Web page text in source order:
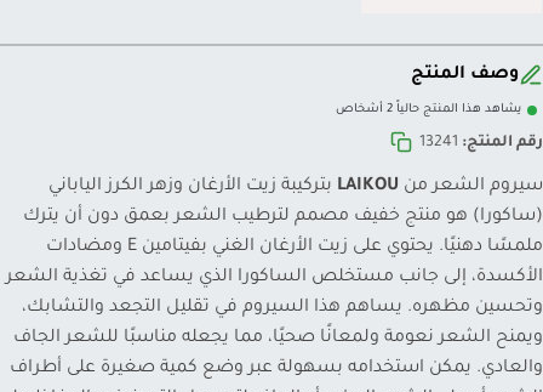
وصف المنتج
يشاهد هذا المنتج حالياً 2 أشخاص
رقم المنتج: 13241
سيروم الشعر من LAIKOU بتركيبة زيت الأرغان وزهر الكرز الياباني
(ساكورا) هو منتج خفيف مصمم لترطيب الشعر بعمق دون أن يترك
ملمسًا دهنيًا. يحتوي على زيت الأرغان الغني بفيتامين E ومضادات
الأكسدة، إلى جانب مستخلص الساكورا الذي يساعد في تغذية الشعر
وتحسين مظهره. يساهم هذا السيروم في تقليل التجعد والتشابك،
ويمنح الشعر نعومة ولمعانًا صحيًا، مما يجعله مناسبًا للشعر الجاف
والعادي. يمكن استخدامه بسهولة عبر وضع كمية صغيرة على أطراف